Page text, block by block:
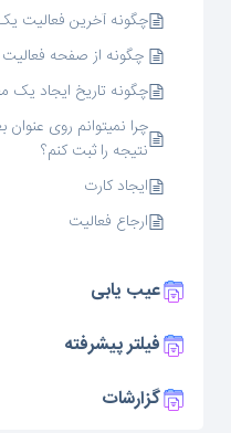
چگونه آخرین فعالیت
چگونه از صفحه فعالیت
چگونه تاریخ ایجاد یک
چرا نمیتوانم روی
نتیجه را ثبت کنم؟
ایجاد کارت
ارجاع فعالیت
عیب یابی
فیلتر پیشرفته
گزارشات